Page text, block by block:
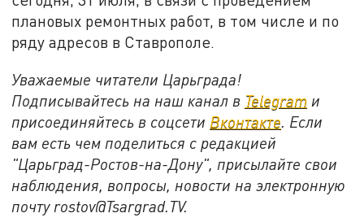
плановых ремонтных работ, в том числе и по
ряду адресов в Ставрополе.
Уважаемые читатели Царьграда!
Подписывайтесь на наш канал в Telegram и
присоединяйтесь в соцсети Вконтакте. Если
вам есть чем поделиться с редакцией
"Царьград-Ростов-на-Дону", присылайте свои
наблюдения, вопросы, новости на электронную
почту rostov@Tsargrad.ТV.